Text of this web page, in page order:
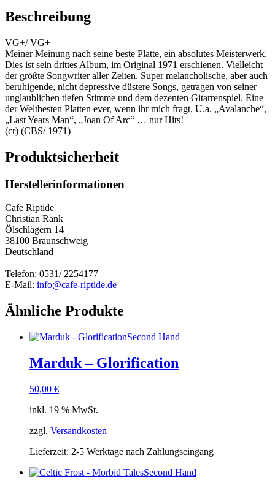
Beschreibung
VG+/ VG+
Meiner Meinung nach seine beste Platte, ein absolutes Meisterwerk.
Dies ist sein drittes Album, im Original 1971 erschienen. Vielleicht
der größte Songwriter aller Zeiten. Super melancholische, aber auch
beruhigende, nicht depressive düstere Songs, getragen von seiner
unglaublichen tiefen Stimme und dem dezenten Gitarrenspiel. Eine
der Weltbesten Platten ever, wenn ihr mich fragt. U.a. „Avalanche“,
„Last Years Man“, „Joan Of Arc“ … nur Hits!
(cr) (CBS/ 1971)
Produktsicherheit
Herstellerinformationen
Cafe Riptide
Christian Rank
Ölschlägern 14
38100 Braunschweig
Deutschland
Telefon: 0531/ 2254177
E-Mail: info@cafe-riptide.de
Ähnliche Produkte
Second Hand
Marduk – Glorification
50,00 €
inkl. 19 % MwSt.
zzgl. Versandkosten
Lieferzeit: 2-5 Werktage nach Zahlungseingang
Second Hand